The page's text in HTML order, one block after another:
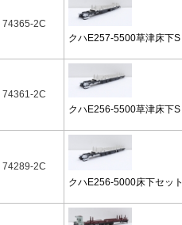
74365-2C
クハE257-5500草津床下S
74361-2C
クハE256-5500草津床下S
74289-2C
クハE256-5000床下セット